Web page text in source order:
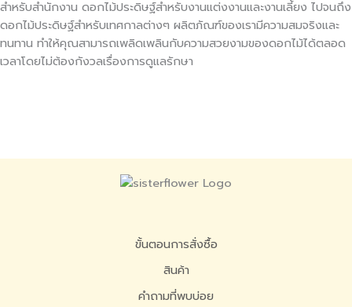
สำหรับสำนักงาน ดอกไม้ประดิษฐ์สำหรับงานแต่งงานและงานเลี้ยง ไปจนถึง
ดอกไม้ประดิษฐ์สำหรับเทศกาลต่างๆ ผลิตภัณฑ์ของเรามีความสมจริงและ
ทนทาน ทำให้คุณสามารถเพลิดเพลินกับความสวยงามของดอกไม้ได้ตลอด
เวลาโดยไม่ต้องกังวลเรื่องการดูแลรักษา
ขั้นตอนการสั่งซื้อ
สินค้า
คำถามที่พบบ่อย